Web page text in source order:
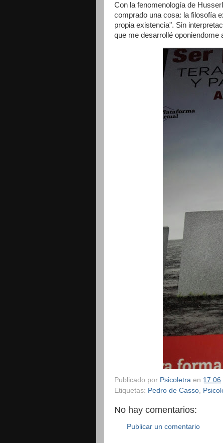
Con la fenomenología de
comprado una cosa: la filosofía
propia existencia". Sin
que me desarrollé oponiendome
Publicado por Psicoletra en 17:06
Etiquetas: Pedro de Casso,
No hay comentarios:
Publicar un comentario